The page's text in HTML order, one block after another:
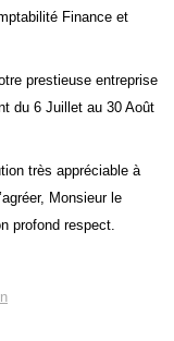
Finance et
prestieuse entreprise
du 6 Juillet au 30 Août
très appréciable à
Monsieur le
profond respect.